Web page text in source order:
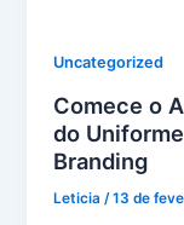
Uncategorized
Comece o
do
Branding
Leticia/13 de